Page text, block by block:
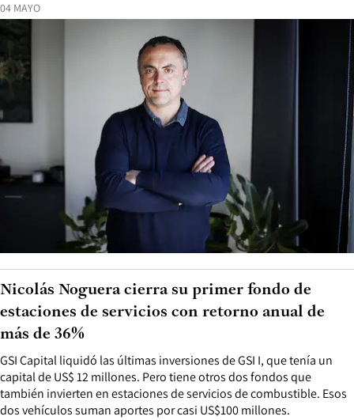
04 MAYO
GSI Capital liquidó las últimas inversiones de GSI I, que tenía un
capital de US$ 12 millones. Pero tiene otros dos fondos que
también invierten en estaciones de servicios de combustible. Esos
dos vehículos suman aportes por casi US$100 millones.
Nicolás Noguera cierra su primer fondo de
estaciones de servicios con retorno anual de
más de 36%